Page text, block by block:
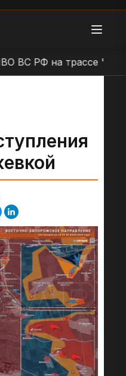
ВС РФ на трассе